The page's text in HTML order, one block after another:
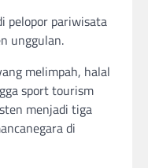
pelopor pariwisata
unggulan.
melimpah, halal
sport tourism
menjadi tiga
di